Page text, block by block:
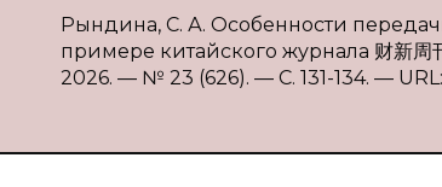
Рындина, С. А. Особенности
примере китайского журнала 财新
2026. — № 23 (626). — С. 131-134. —